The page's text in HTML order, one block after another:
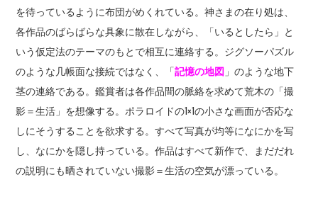
を待っているように布団がめくれている。神さまの在り処は、
各作品のばらばらな具象に散在しながら、「いるとしたら」と
いう仮定法のテーマのもとで相互に連絡する。ジグソーパズル
のような几帳面な接続ではなく、「記憶の地図 」のような地下
茎の連絡である。鑑賞者は各作品間の脈絡を求めて荒木の「撮
影＝生活」を想像する。ポラロイドの1×1の小さな画面が否応な
しにそうすることを欲求する。すべて写真が均等になにかを写
し、なにかを隠し持っている。作品はすべて新作で、まだだれ
の説明にも晒されていない撮影＝生活の空気が漂っている。